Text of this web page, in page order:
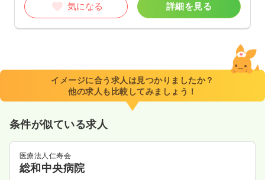
気になる 詳細を見る
イメージに合う求人は見つかりましたか？
他の求人も比較してみましょう！
条件が似ている求人
医療法人仁寿会
総和中央病院